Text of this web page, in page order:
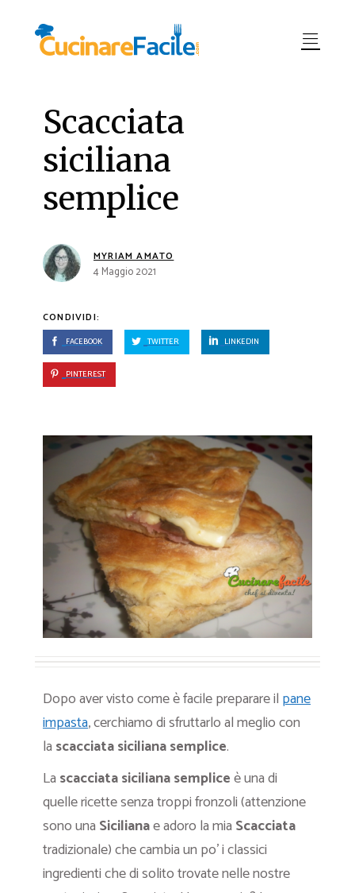
Scacciata
siciliana
semplice
MYRIAM AMATO
4 Maggio 2021
CONDIVIDI:
FACEBOOK TWITTER LINKEDIN
PINTEREST
Dopo aver visto come è facile preparare il pane
impasta, cerchiamo di sfruttarlo al meglio con
la scacciata siciliana semplice.
La scacciata siciliana sempliceè una di
quelle ricette senza troppi fronzoli (attenzione
sono una Sicilianae adoro la mia Scacciata
tradizionale) che cambia un po’ i classici
ingredienti che di solito trovate nelle nostre